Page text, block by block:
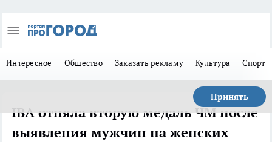
Интересное Общество Заказать рекламу Культура Спорт
Принять
IBA отняла вторую медаль ЧМ после
выявления мужчин на женских